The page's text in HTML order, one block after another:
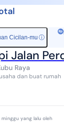
Cicilan-mu ⓘ
Jalan
Raya
dan buat rumah
yang lalu oleh